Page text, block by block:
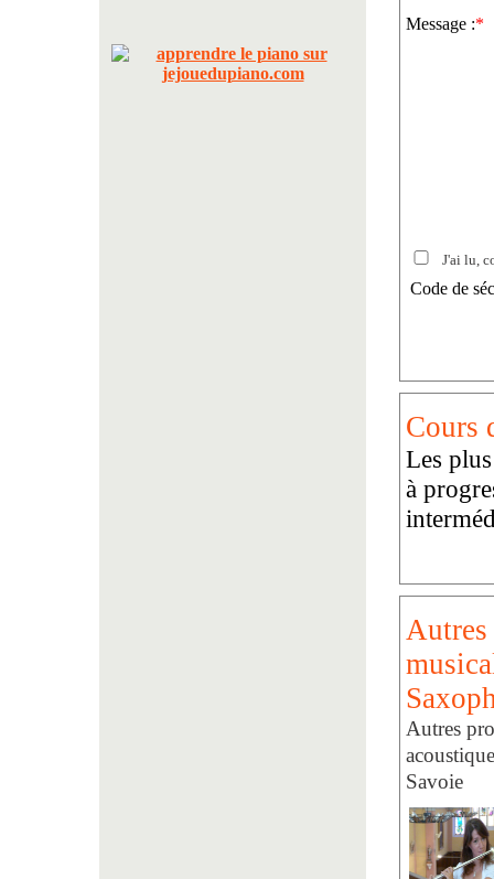
Message :*
J'ai lu,
Code de
Cours
Les
à
Autres
Autres
Savoie